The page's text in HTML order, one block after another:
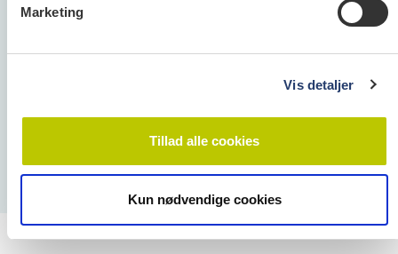
Marketing
Vis detaljer
Tillad alle cookies
Kun nødvendige cookies
E-mail:info@tandlaegeforeningen.dk